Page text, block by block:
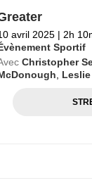
avril 2025 | 2h
Sportif
Christopher